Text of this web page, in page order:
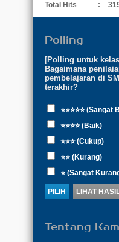
Total Hits
:
Polling
[Polling untuk
Bagaimana
pembelajaran di
terakhir?
⭐⭐⭐⭐⭐ (Sangat
⭐⭐⭐⭐ (Baik)
⭐⭐⭐ (Cukup)
⭐⭐ (Kurang)
⭐ (Sangat
Tentang